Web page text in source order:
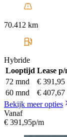
70.412 km
Hybride
Looptijd Lease p/
72 mnd
€ 391,95
60 mnd
€ 407,67
Bekijk meer opties
Vanaf
€ 391,95p/m